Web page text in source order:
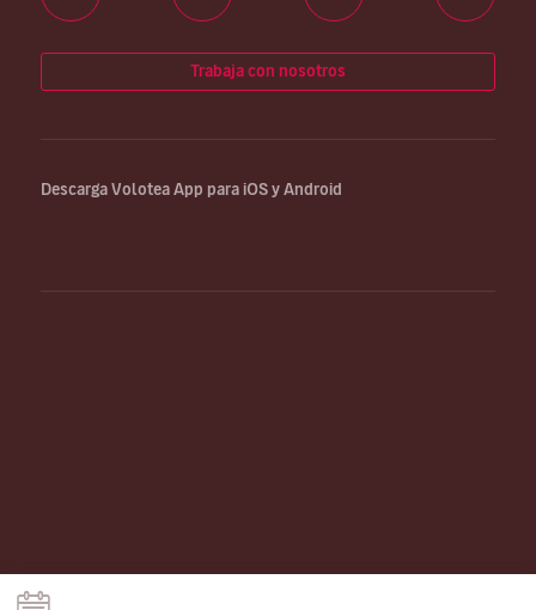
Trabaja con nosotros
Descarga Volotea App para iOS y Android